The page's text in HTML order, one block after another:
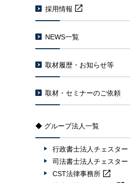
採用情報
NEWS一覧
取材履歴・お知らせ等
取材・セミナーのご依頼
◆ グループ法人一覧
行政書士法人チェスター
司法書士法人チェスター
CST法律事務所